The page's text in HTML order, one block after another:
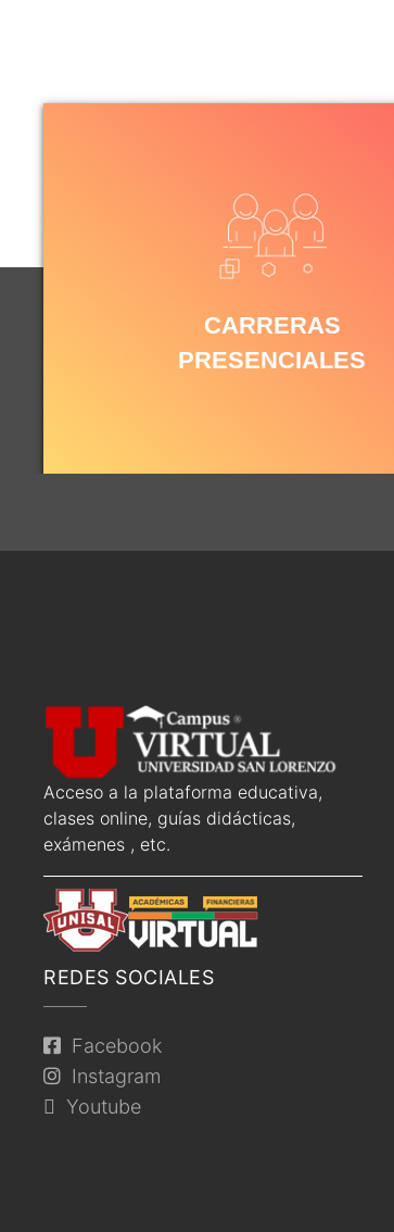
CARRERAS
PRESENCIALES
Acceso a la plataforma educativa,
clases online, guías didácticas,
exámenes , etc.
REDES SOCIALES
Facebook
Instagram
Youtube